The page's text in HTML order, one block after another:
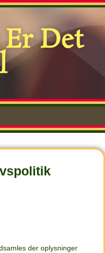
Det
der oplysninger